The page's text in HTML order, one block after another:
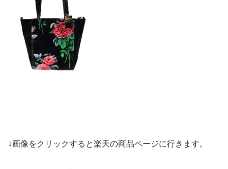
↓画像をクリックすると楽天の商品ページに行きます。